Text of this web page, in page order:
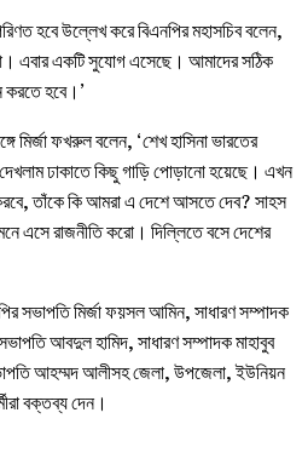
পরিণত হবে উল্লেখ করে বিএনপির মহাসচিব বলেন,
এবার একটি সুযোগ এসেছে। আমাদের সঠিক
করতে হবে।’
মির্জা ফখরুল বলেন, ‘শেখ হাসিনা ভারতের
ঢাকাতে কিছু গাড়ি পোড়ানো হয়েছে। এখন
তাঁকে কি আমরা এ দেশে আসতে দেব? সাহস
এসে রাজনীতি করো। দিল্লিতে বসে দেশের
সভাপতি মির্জা ফয়সল আমিন, সাধারণ সম্পাদক
আবদুল হামিদ, সাধারণ সম্পাদক মাহাবুব
আহম্মদ আলীসহ জেলা, উপজেলা, ইউনিয়ন
বক্তব্য দেন।